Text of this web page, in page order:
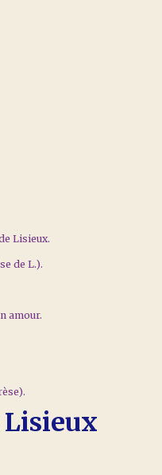
Lisieux.
de L.).
amour.
Lisieux